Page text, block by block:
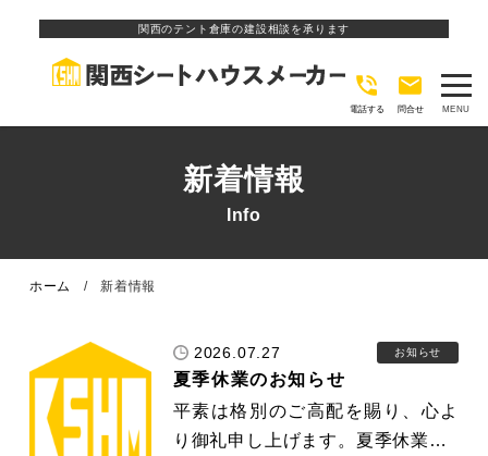
関西のテント倉庫の建設相談を承ります
電話する 問合せ
新着情報
ホーム 新着情報
2026.07.27 お知らせ
夏季休業のお知らせ
平素は格別のご高配を賜り、心よ
り御礼申し上げます。夏季休業…